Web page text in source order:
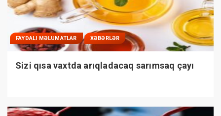
FAYDALI MƏLUMATLAR XƏBƏRLƏR
Sizi qısa vaxtda arıqladacaq sarımsaq çayı